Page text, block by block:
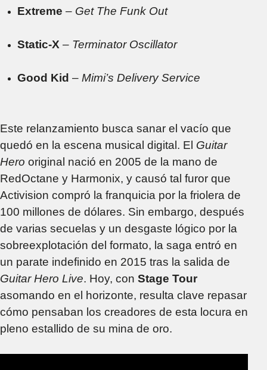
Extreme – Get The Funk Out
Static-X – Terminator Oscillator
Good Kid – Mimi’s Delivery Service
Este relanzamiento busca sanar el vacío que
quedó en la escena musical digital. El Guitar
Hero original nació en 2005 de la mano de
RedOctane y Harmonix, y causó tal furor que
Activision compró la franquicia por la friolera de
100 millones de dólares. Sin embargo, después
de varias secuelas y un desgaste lógico por la
sobreexplotación del formato, la saga entró en
un parate indefinido en 2015 tras la salida de
Guitar Hero Live. Hoy, con Stage Tour
asomando en el horizonte, resulta clave repasar
cómo pensaban los creadores de esta locura en
pleno estallido de su mina de oro.